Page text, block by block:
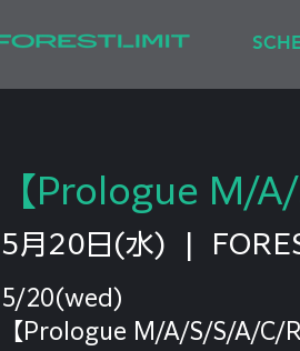
【Prologue M/
5月20日(水)
5/20(wed)
【Prologue M/A/S/S/A/C/